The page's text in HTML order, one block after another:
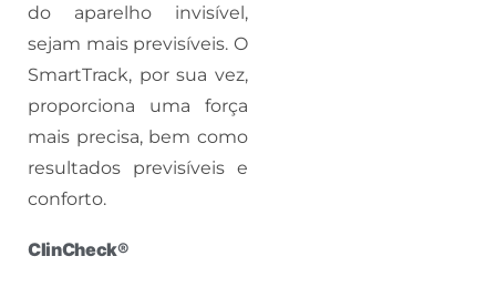
do aparelho invisível,
sejam mais previsíveis. O
SmartTrack, por sua vez,
proporciona uma força
mais precisa, bem como
resultados previsíveis e
conforto.
ClinCheck®